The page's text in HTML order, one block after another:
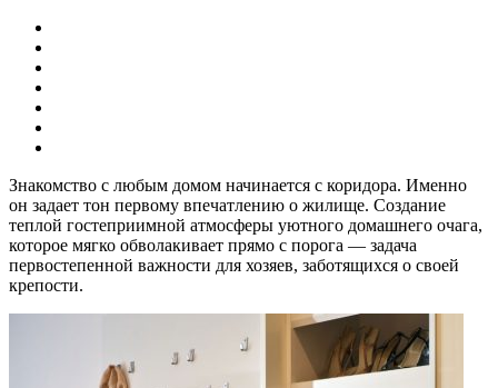
Знакомство с любым домом начинается с коридора. Именно
он задает тон первому впечатлению о жилище. Создание
теплой гостеприимной атмосферы уютного домашнего очага,
которое мягко обволакивает прямо с порога — задача
первостепенной важности для хозяев, заботящихся о своей
крепости.